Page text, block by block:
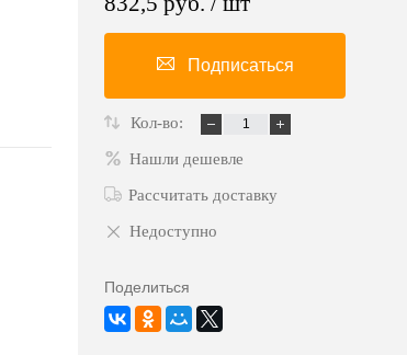
Подписаться
Кол-во:
Нашли дешевле
Рассчитать доставку
Недоступно
Поделиться